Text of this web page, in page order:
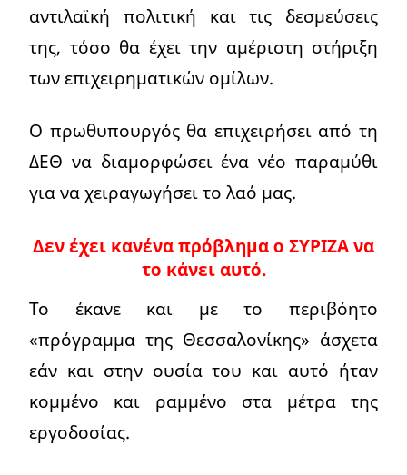
αντιλαϊκή πολιτική και τις δεσμεύσεις
της, τόσο θα έχει την αμέριστη στήριξη
των επιχειρηματικών ομίλων.
Ο πρωθυπουργός θα επιχειρήσει από τη
ΔΕΘ να διαμορφώσει ένα νέο παραμύθι
για να χειραγωγήσει το λαό μας.
Δεν έχει κανένα πρόβλημα ο ΣΥΡΙΖΑ να
το κάνει αυτό.
Το έκανε και με το περιβόητο
«πρόγραμμα της Θεσσαλονίκης» άσχετα
εάν και στην ουσία του και αυτό ήταν
κομμένο και ραμμένο στα μέτρα της
εργοδοσίας.